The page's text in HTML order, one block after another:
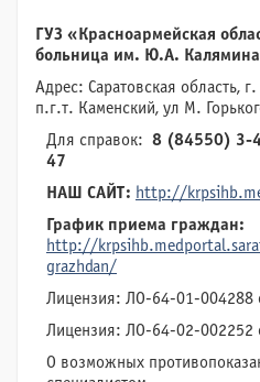
ГУЗ «Красноармейская
больница им. Ю.А.
Адрес: Саратовская область,
п.г.т. Каменский, ул М.
Для справок: 8 (84550) 3-
47
НАШ САЙТ: http://
График приема граждан:
http://
grazhdan/
Лицензия: ЛО-64-01-004288
Лицензия: ЛО-64-02-002252
О возможных